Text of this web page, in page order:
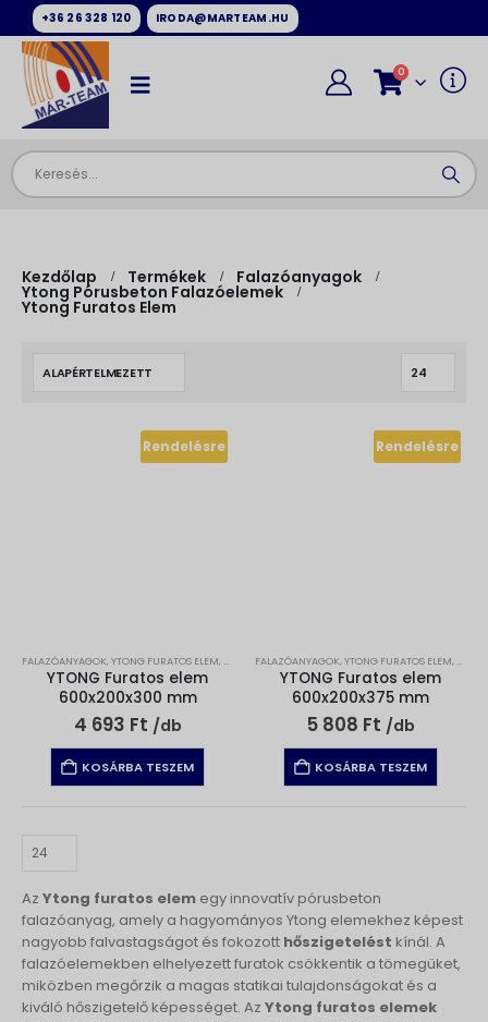
+36 26 328 120 IRODA@MARTEAM.HU
0
Kezdőlap Termékek Falazóanyagok
Ytong Pórusbeton Falazóelemek
Ytong Furatos Elem
Rendelésre
FALAZÓANYAGOK, YTONG FURATOS ELEM, YTONG PÓRUSBETON FALAZÓELEMEK
YTONG Furatos elem
600x200x300 mm
4 693 Ft /db
KOSÁRBA TESZEM
Rendelésre
FALAZÓANYAGOK, YTONG FURATOS ELEM,
YTONG Furatos elem
600x200x375 mm
5 808 Ft /db
KOSÁRBA TESZEM
Az Ytong furatos elem egy innovatív pórusbeton
falazóanyag, amely a hagyományos Ytong elemekhez képest
nagyobb falvastagságot és fokozott hőszigetelést kínál. A
falazóelemekben elhelyezett furatok csökkentik a tömegüket,
miközben megőrzik a magas statikai tulajdonságokat és a
kiváló hőszigetelő képességet. Az Ytong furatos elemek